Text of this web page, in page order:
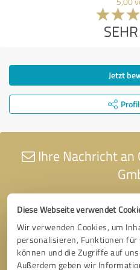
Diese Webseite verwendet
Wir verwenden Cookies, um
personalisieren, Funktionen
können und die Zugriffe auf
Außerdem geben wir
Jetzt
Ihre Nachricht an